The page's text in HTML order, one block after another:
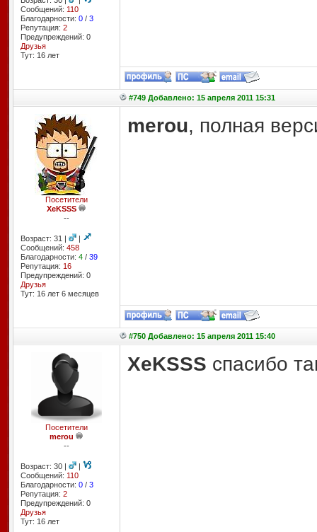
Сообщений: 110
Благодарности: 0/ 3
Репутация: 2
Предупреждений: 0
Друзья
Тут: 16 лет
#749 Добавлено: 15 апреля 2011 15:31
Посетители
XeKSSS
--
Возраст: 31 |
|
Сообщений: 458
Благодарности: 4/ 39
Репутация: 16
Предупреждений: 0
Друзья
Тут: 16 лет 6 месяцев
merou, полная
#750 Добавлено: 15 апреля 2011 15:40
Посетители
merou
--
Возраст: 30 |
|
Сообщений: 110
Благодарности: 0/ 3
Репутация: 2
Предупреждений: 0
Друзья
Тут: 16 лет
XeKSSS спасибо